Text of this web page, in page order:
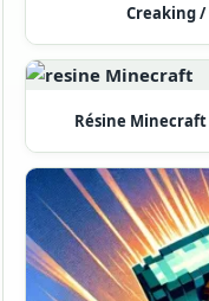
Creaking
Résine